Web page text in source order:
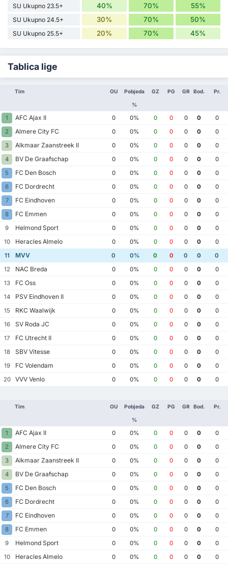
SU Ukupno 23.5+ 40% 70% 55%
SU Ukupno 24.5+ 30% 70% 50%
SU Ukupno 25.5+ 20% 70% 45%
Tablica lige
Tim OU Pobjeda
%
GZ PG GR Bod. Pr.
1 AFC Ajax II 0 0% 0 0 0 0
0
2
Almere City FC 0 0% 0 0 0 0
0
3
Alkmaar Zaanstreek II 0 0% 0 0 0 0
0
4
BV De Graafschap 0 0% 0 0 0 0
0
5
FC Den Bosch 0 0% 0 0 0 0
0
6
FC Dordrecht 0 0% 0 0 0 0
0
7
FC Eindhoven 0 0% 0 0 0 0
0
8
FC Emmen 0 0% 0 0 0 0
0
9
Helmond Sport 0 0% 0 0 0 0
0
10
Heracles Almelo 0 0% 0 0 0 0
0
11
MVV 0 0% 0 0 0 0
0
12
NAC Breda 0 0% 0 0 0 0
0
13
FC Oss 0 0% 0 0 0 0
0
14
PSV Eindhoven II 0 0% 0 0 0 0
0
15
RKC Waalwijk 0 0% 0 0 0 0
0
16
SV Roda JC 0 0% 0 0 0 0
0
17
FC Utrecht II 0 0% 0 0 0 0
0
18
SBV Vitesse 0 0% 0 0 0 0
0
19
FC Volendam 0 0% 0 0 0 0
0
20
VVV Venlo 0 0% 0 0 0 0 0
Tim OU Pobjeda
%
GZ PG GR Bod. Pr.
1 AFC Ajax II 0 0% 0 0 0 0
0
2
Almere City FC 0 0% 0 0 0 0
0
3
Alkmaar Zaanstreek II 0 0% 0 0 0 0
0
4
BV De Graafschap 0 0% 0 0 0 0
0
5
FC Den Bosch 0 0% 0 0 0 0
0
6
FC Dordrecht 0 0% 0 0 0 0
0
7
FC Eindhoven 0 0% 0 0 0 0
0
8
FC Emmen 0 0% 0 0 0 0
0
9
Helmond Sport 0 0% 0 0 0 0
0
10
Heracles Almelo 0 0% 0 0 0 0
0